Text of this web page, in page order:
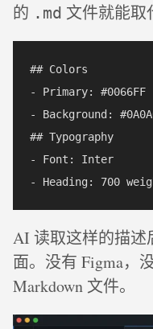
的 .md 文件就能取
## Colors
- Primary: #0066FF
- Background:
## Typography
- Font: Inter
AI 读取这样的描述
面。没有 Figma，
Markdown 文件。